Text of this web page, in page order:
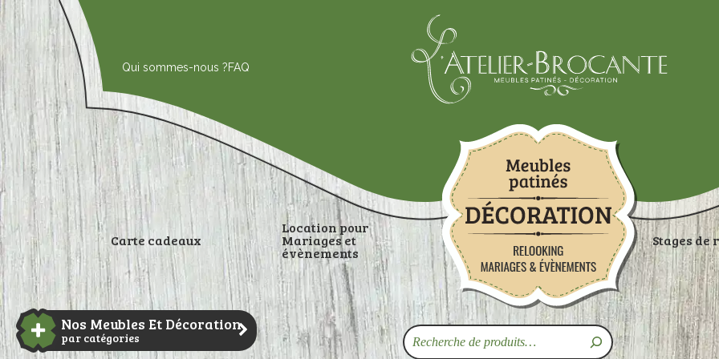
Aller
contenu
Qui sommes-nous ?FAQ
Carte cadeaux
Location pour
Mariages et
évènements
Stages de
Nos Meubles Et Décoration
par catégories DÉCORATION RANGEMENTS TABLES ASSISES
Recherche